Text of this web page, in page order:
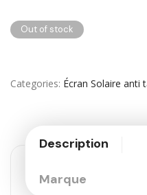
Out of stock
Categories Écran Solaire anti
Description
Marque